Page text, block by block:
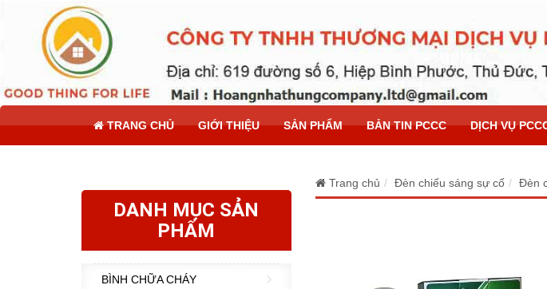
TRANG CHỦ GIỚI THIỆU SẢN PHẨM BẢN TIN PCCC DỊCH VỤ
Trang chủ Đèn chiếu sáng sự cố Đèn
DANH MỤC SẢN
PHẨM
BÌNH CHỮA CHÁY